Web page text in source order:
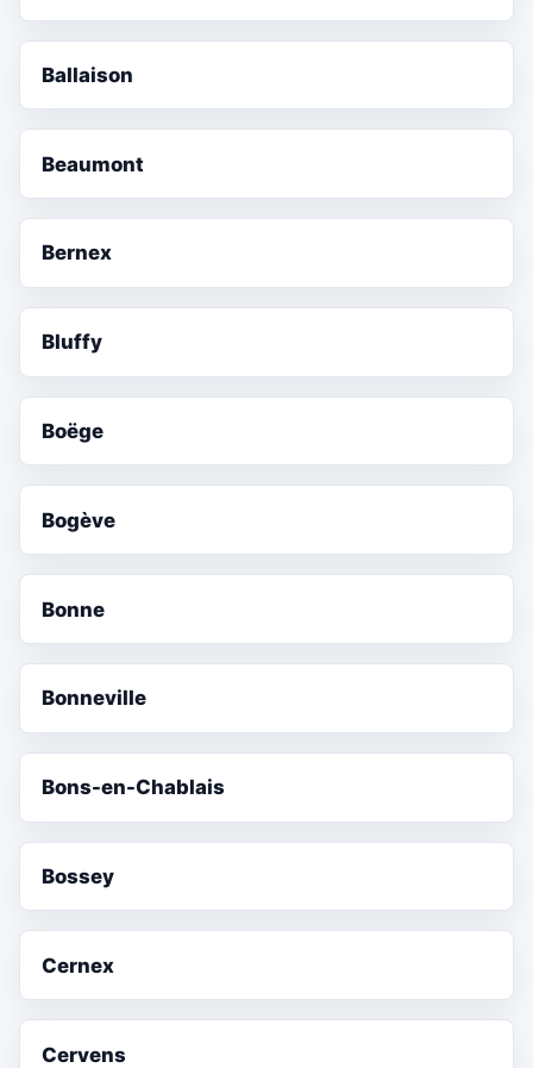
Ballaison
Beaumont
Bernex
Bluffy
Boëge
Bogève
Bonne
Bonneville
Bons-en-Chablais
Bossey
Cernex
Cervens